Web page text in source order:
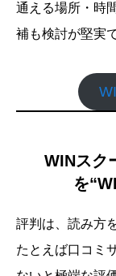
通える場所・時
補も検討が堅実
WINスク
を
評判は、読み方
たとえば口コミ